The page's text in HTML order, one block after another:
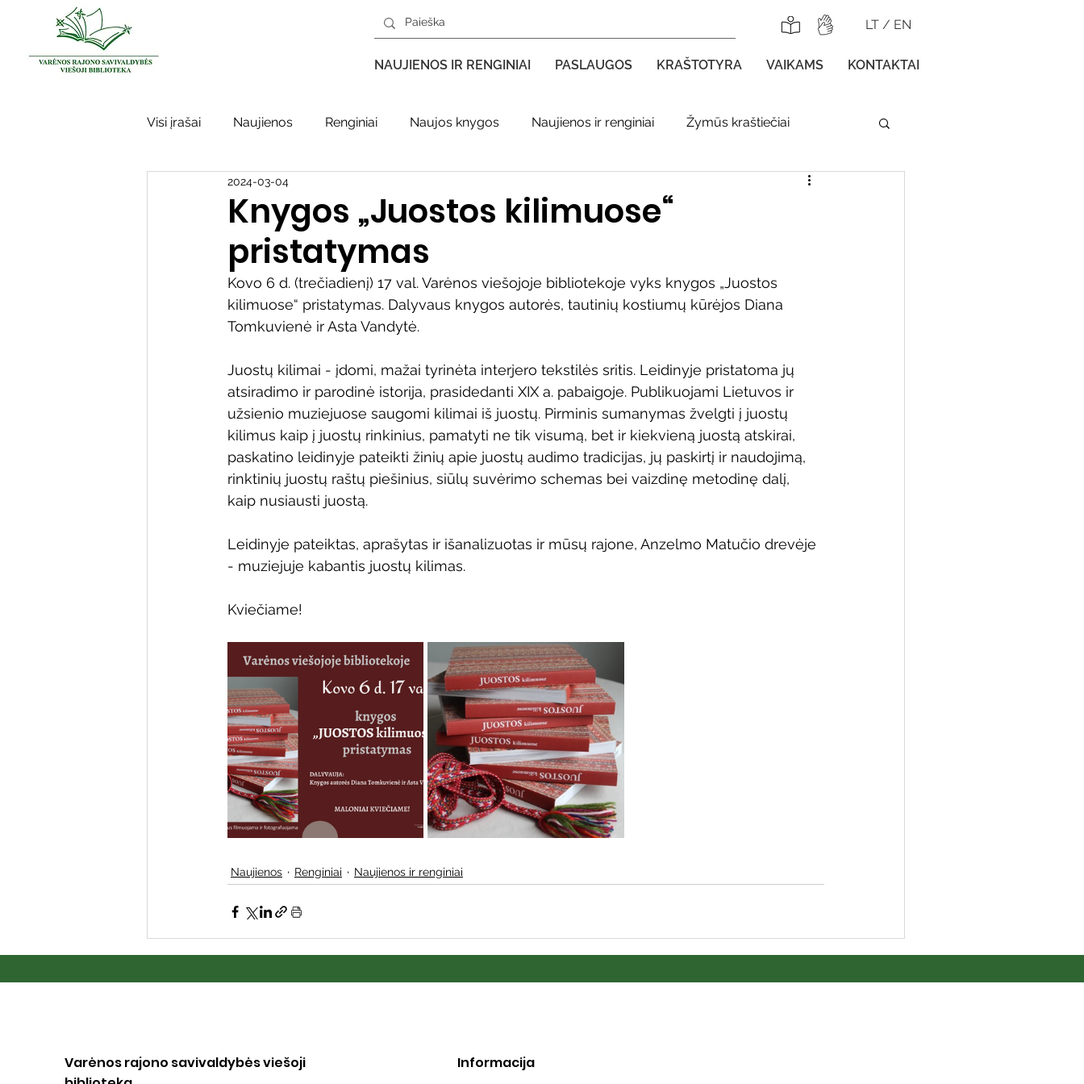
LT / EN
NAUJIENOS IR RENGINIAI PASLAUGOS KRAŠTOTYRA VAIKAMS KONTAKTAI
Visi įrašai Naujienos Renginiai Naujos knygos Naujienos ir renginiai Žymūs kraštiečiai
Kraštotyros darbai Kilnojamos parodos
Sidabrinės bitės Garbės ženklas Adolfo Ramanausko–Vanago premija
Vinco Krėvės-Mickevičiaus literatūr Literatai Literatų klubo veikla Naujos knygos vaikams
Varėnos bibliotekos renginiai Vaikų ir jaunimo renginiai Kaimo bibliotekų renginiai
Poezijos pavasarėlis Ežio dvaras Gyvieji archyvai Žymios datos Mobilioji biblioteka
Mobilūs pašnekesiai
Knygos „Juostos kilimuose“
pristatymas
2024-03-04
Kovo 6 d. (trečiadienį) 17 val. Varėnos viešojoje bibliotekoje vyks knygos „Juostos
kilimuose“ pristatymas. Dalyvaus knygos autorės, tautinių kostiumų kūrėjos Diana
Tomkuvienė ir Asta Vandytė.
Juostų kilimai - įdomi, mažai tyrinėta interjero tekstilės sritis. Leidinyje pristatoma jų
atsiradimo ir parodinė istorija, prasidedanti XIX a. pabaigoje. Publikuojami Lietuvos ir
užsienio muziejuose saugomi kilimai iš juostų. Pirminis sumanymas žvelgti į juostų
kilimus kaip į juostų rinkinius, pamatyti ne tik visumą, bet ir kiekvieną juostą atskirai,
paskatino leidinyje pateikti žinių apie juostų audimo tradicijas, jų paskirtį ir naudojimą,
rinktinių juostų raštų piešinius, siūlų suvėrimo schemas bei vaizdinę metodinę dalį,
kaip nusiausti juostą.
Leidinyje pateiktas, aprašytas ir išanalizuotas ir mūsų rajone, Anzelmo Matučio drevėje
- muziejuje kabantis juostų kilimas.
Kviečiame!
Naujienos Renginiai Naujienos ir renginiai
Varėnos rajono savivaldybės viešoji
Informacija